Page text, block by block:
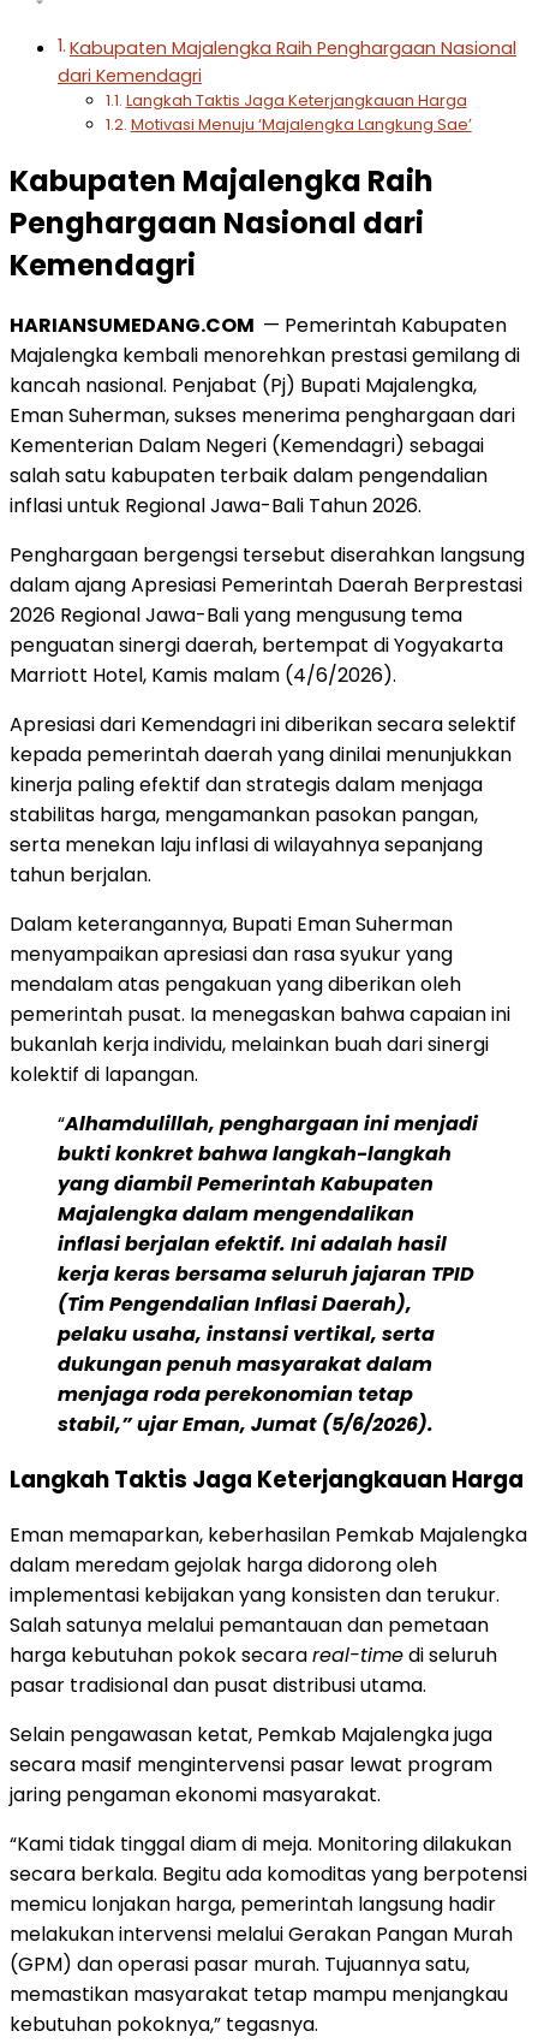
Kabupaten Majalengka Raih Penghargaan Nasional
dari Kemendagri
Langkah Taktis Jaga Keterjangkauan Harga
Motivasi Menuju ‘Majalengka Langkung Sae’
Kabupaten Majalengka Raih
Penghargaan Nasional dari
Kemendagri
HARIANSUMEDANG.COM — Pemerintah Kabupaten
Majalengka kembali menorehkan prestasi gemilang di
kancah nasional. Penjabat (Pj) Bupati Majalengka,
Eman Suherman, sukses menerima penghargaan dari
Kementerian Dalam Negeri (Kemendagri) sebagai
salah satu kabupaten terbaik dalam pengendalian
inflasi untuk Regional Jawa-Bali Tahun 2026.
Penghargaan bergengsi tersebut diserahkan langsung
dalam ajang Apresiasi Pemerintah Daerah Berprestasi
2026 Regional Jawa-Bali yang mengusung tema
penguatan sinergi daerah, bertempat di Yogyakarta
Marriott Hotel, Kamis malam (4/6/2026).
Apresiasi dari Kemendagri ini diberikan secara selektif
kepada pemerintah daerah yang dinilai menunjukkan
kinerja paling efektif dan strategis dalam menjaga
stabilitas harga, mengamankan pasokan pangan,
serta menekan laju inflasi di wilayahnya sepanjang
tahun berjalan.
Dalam keterangannya, Bupati Eman Suherman
menyampaikan apresiasi dan rasa syukur yang
mendalam atas pengakuan yang diberikan oleh
pemerintah pusat. Ia menegaskan bahwa capaian ini
bukanlah kerja individu, melainkan buah dari sinergi
kolektif di lapangan.
“Alhamdulillah, penghargaan ini menjadi
bukti konkret bahwa langkah-langkah
yang diambil Pemerintah Kabupaten
Majalengka dalam mengendalikan
inflasi berjalan efektif. Ini adalah hasil
kerja keras bersama seluruh jajaran TPID
(Tim Pengendalian Inflasi Daerah),
pelaku usaha, instansi vertikal, serta
dukungan penuh masyarakat dalam
menjaga roda perekonomian tetap
stabil,” ujar Eman, Jumat (5/6/2026).
Langkah Taktis Jaga Keterjangkauan Harga
Eman memaparkan, keberhasilan Pemkab Majalengka
dalam meredam gejolak harga didorong oleh
implementasi kebijakan yang konsisten dan terukur.
Salah satunya melalui pemantauan dan pemetaan
harga kebutuhan pokok secarareal-timedi seluruh
pasar tradisional dan pusat distribusi utama.
Selain pengawasan ketat, Pemkab Majalengka juga
secara masif mengintervensi pasar lewat program
jaring pengaman ekonomi masyarakat.
“Kami tidak tinggal diam di meja. Monitoring dilakukan
secara berkala. Begitu ada komoditas yang berpotensi
memicu lonjakan harga, pemerintah langsung hadir
melakukan intervensi melalui Gerakan Pangan Murah
(GPM) dan operasi pasar murah. Tujuannya satu,
memastikan masyarakat tetap mampu menjangkau
kebutuhan pokoknya,” tegasnya.